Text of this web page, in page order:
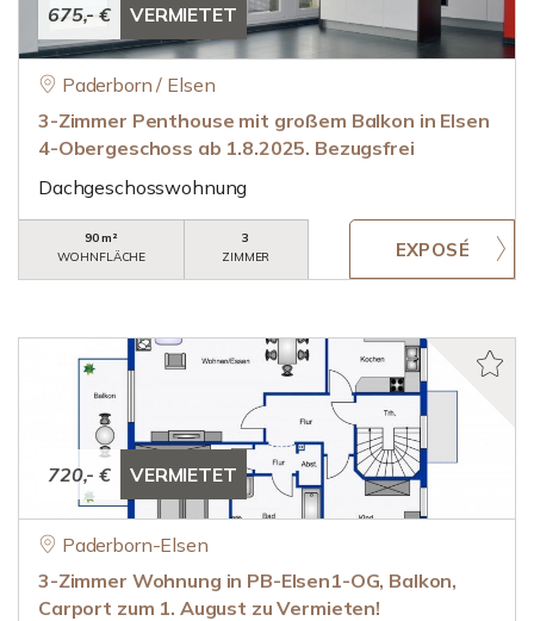
675,- € VERMIETET
Paderborn / Elsen
3-Zimmer Penthouse mit großem Balkon in Elsen
4-Obergeschoss ab 1.8.2025. Bezugsfrei
Dachgeschosswohnung
90 m²
WOHNFLÄCHE
3
ZIMMER
720,- € VERMIETET
Paderborn-Elsen
3-Zimmer Wohnung in PB-Elsen1-OG, Balkon,
Carport zum 1. August zu Vermieten!